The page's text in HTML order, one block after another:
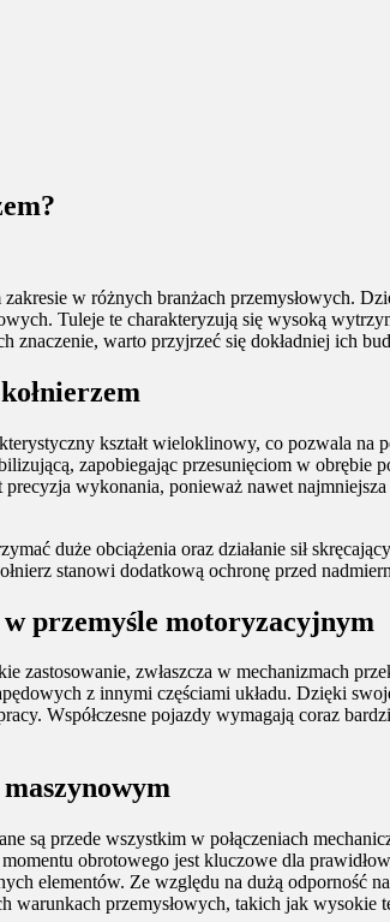
w różnych branżach przemysłowych.
Tuleje te charakteryzują się wysoką
znaczenie, warto przyjrzeć się dokładniej ich
kształt wieloklinowy, co pozwala na
zapobiegając przesunięciom w obrębie
wykonania, ponieważ nawet
duże obciążenia oraz działanie sił
stanowi dodatkową ochronę przed
przemyśle motoryzacyjnym
zwłaszcza w mechanizmach
z innymi częściami układu. Dzięki
Współczesne pojazdy wymagają coraz
są przede wszystkim w połączeniach
obrotowego jest kluczowe dla
elementów. Ze względu na dużą odporność
warunkach przemysłowych, takich jak wysokie